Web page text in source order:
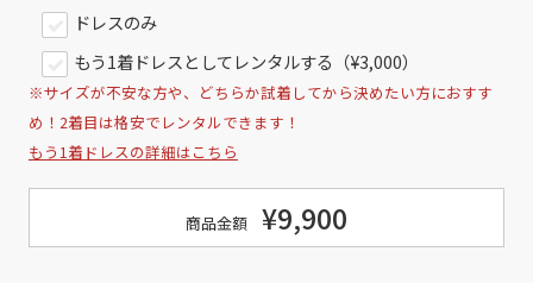
ドレスのみ
もう1着ドレスとしてレンタルする（¥3,000）
※サイズが不安な方や、どちらか試着してから決めたい方におすす
め！2着目は格安でレンタルできます！
もう1着ドレスの詳細はこちら
商品金額 ¥9,900